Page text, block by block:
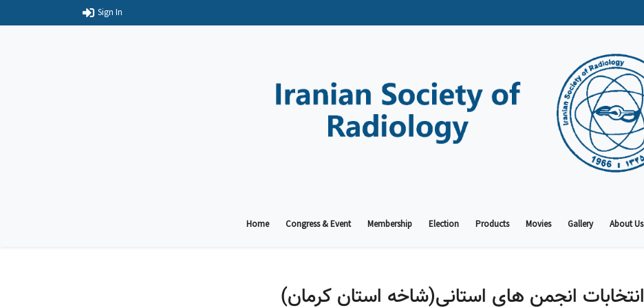
Sign In
Home Congress & Event Membership Election Products Movies Gallery About Us
انتخابات انجمن های استانی(شاخه استان کرمان)